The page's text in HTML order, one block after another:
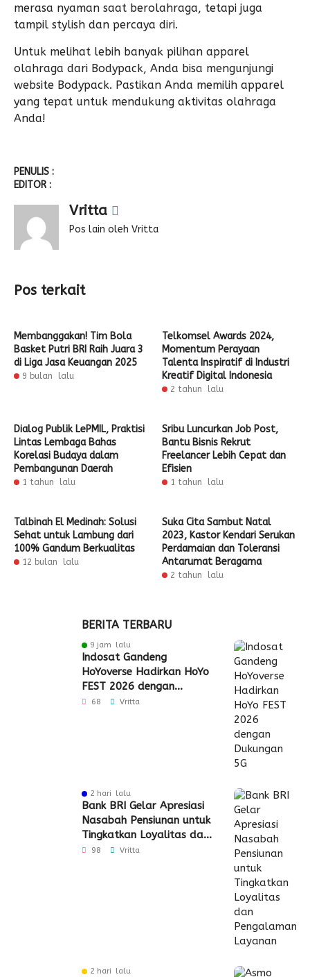
merasa nyaman saat berolahraga, tetapi juga
tampil stylish dan percaya diri.
Untuk melihat lebih banyak pilihan apparel
olahraga dari Bodypack, Anda bisa mengunjungi
website Bodypack. Pastikan Anda memilih apparel
yang tepat untuk mendukung aktivitas olahraga
Anda!
PENULIS :
EDITOR :
Vritta
Pos lain oleh Vritta
Pos terkait
Membanggakan! Tim Bola
Basket Putri BRI Raih Juara 3
di Liga Jasa Keuangan 2025
9 bulan lalu
Telkomsel Awards 2024,
Momentum Perayaan
Talenta Inspiratif di Industri
Kreatif Digital Indonesia
2 tahun lalu
Dialog Publik LePMIL, Praktisi
Lintas Lembaga Bahas
Korelasi Budaya dalam
Pembangunan Daerah
1 tahun lalu
Sribu Luncurkan Job Post,
Bantu Bisnis Rekrut
Freelancer Lebih Cepat dan
Efisien
1 tahun lalu
Talbinah El Medinah: Solusi
Sehat untuk Lambung dari
100% Gandum Berkualitas
12 bulan lalu
Suka Cita Sambut Natal
2023, Kastor Kendari Serukan
Perdamaian dan Toleransi
Antarumat Beragama
2 tahun lalu
BERITA TERBARU
9 jam lalu
Indosat Gandeng
HoYoverse Hadirkan HoYo
FEST 2026 dengan
Dukungan 5G
68 Vritta
2 hari lalu
Bank BRI Gelar Apresiasi
Nasabah Pensiunan untuk
Tingkatkan Loyalitas dan
Pengalaman Layanan
98 Vritta
2 hari lalu